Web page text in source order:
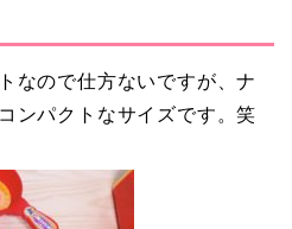
なので仕方ないですが、ナ
ンパクトなサイズです。笑